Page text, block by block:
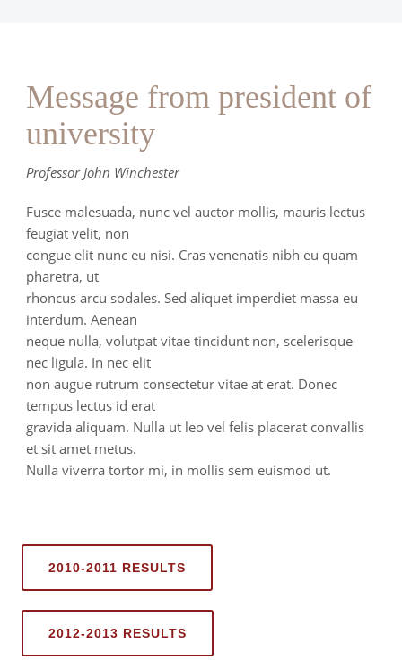
Message from president of
university
Professor John Winchester
Fusce malesuada, nunc vel auctor mollis, mauris lectus
feugiat velit, non
congue elit nunc eu nisi. Cras venenatis nibh eu quam
pharetra, ut
rhoncus arcu sodales. Sed aliquet imperdiet massa eu
interdum. Aenean
neque nulla, volutpat vitae tincidunt non, scelerisque
nec ligula. In nec elit
non augue rutrum consectetur vitae at erat. Donec
tempus lectus id erat
gravida aliquam. Nulla ut leo vel felis placerat convallis
et sit amet metus.
Nulla viverra tortor mi, in mollis sem euismod ut.
2010-2011 RESULTS
2012-2013 RESULTS